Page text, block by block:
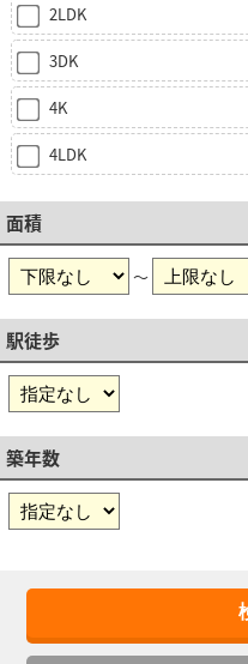
2LDK
3DK
4K
4LDK
面積
～
駅徒歩
築年数